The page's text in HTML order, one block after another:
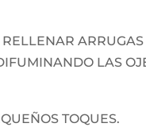
LAS
TOQUES.